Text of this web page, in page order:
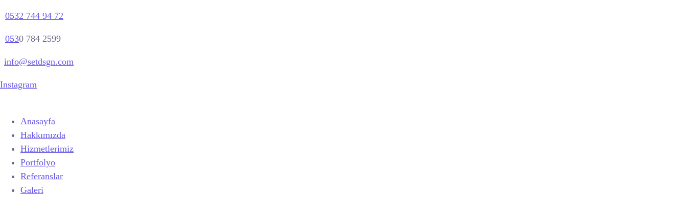
0532 744 94 72
0530 784 2599
info@setdsgn.com
Instagram
Anasayfa
Hakkımızda
Hizmetlerimiz
Portfolyo
Referanslar
Galeri